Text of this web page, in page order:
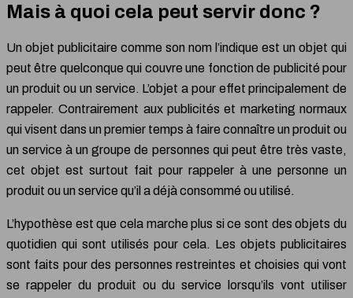
Mais à quoi cela peut servir donc ?
Un objet publicitaire comme son nom l’indique est un objet qui
peut être quelconque qui couvre une fonction de publicité pour
un produit ou un service. L’objet a pour effet principalement de
rappeler. Contrairement aux publicités et marketing normaux
qui visent dans un premier temps à faire connaître un produit ou
un service à un groupe de personnes qui peut être très vaste,
cet objet est surtout fait pour rappeler à une personne un
produit ou un service qu’il a déjà consommé ou utilisé.
L’hypothèse est que cela marche plus si ce sont des objets du
quotidien qui sont utilisés pour cela. Les objets publicitaires
sont faits pour des personnes restreintes et choisies qui vont
se rappeler du produit ou du service lorsqu’ils vont utiliser